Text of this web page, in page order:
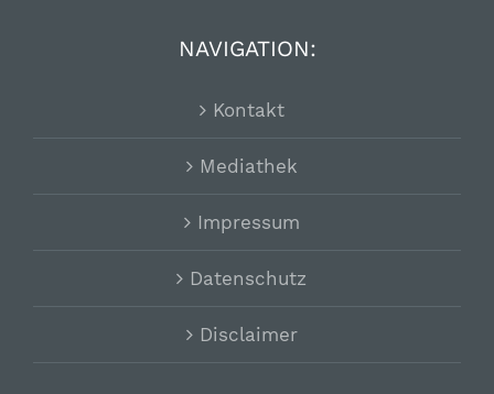
NAVIGATION:
Kontakt
Mediathek
Impressum
Datenschutz
Disclaimer